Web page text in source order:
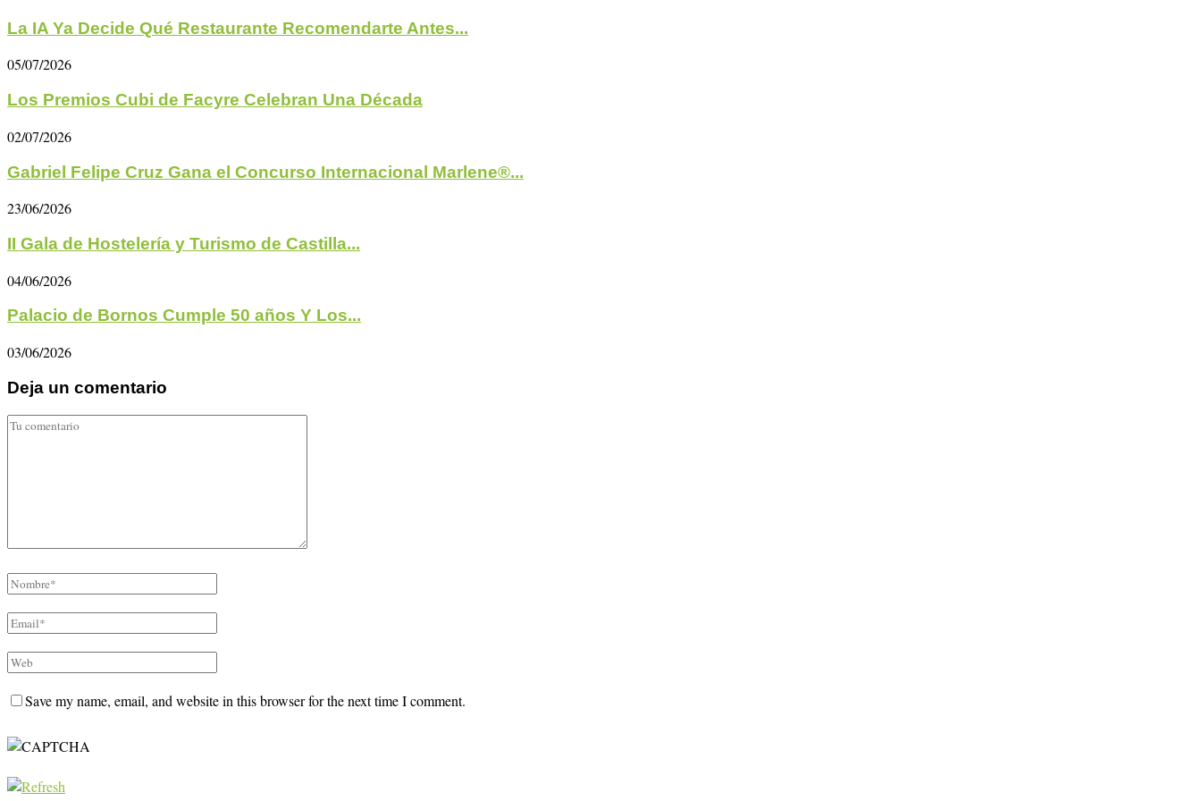
La IA Ya Decide Qué Restaurante Recomendarte Antes...
05/07/2026
Los Premios Cubi de Facyre Celebran Una Década
02/07/2026
Gabriel Felipe Cruz Gana el Concurso Internacional Marlene®...
23/06/2026
II Gala de Hostelería y Turismo de Castilla...
04/06/2026
Palacio de Bornos Cumple 50 años Y Los...
03/06/2026
Deja un comentario
Save my name, email, and website in this browser for the next time I comment.